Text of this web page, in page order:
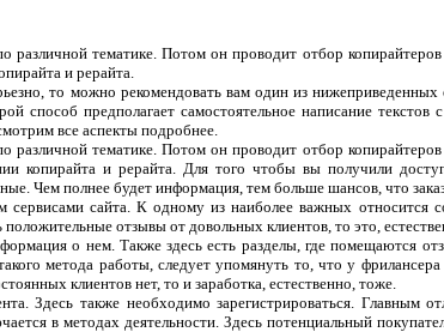
тематике. Потом он проводит отбор
и рерайта.
то можно рекомендовать вам один из нижеприведенных
способ предполагает самостоятельное написание
все аспекты подробнее.
тематике. Потом он проводит отбор
копирайта и рерайта. Для того чтобы вы получили
Чем полнее будет информация, тем больше шансов, что
сервисами сайта. К одному из наиболее важных относится
отзывы от довольных клиентов, то это,
о нем. Также здесь есть разделы, где помещаются
метода работы, следует упомянуть то, что у
клиентов нет, то и заработка, естественно, тоже.
Здесь также необходимо зарегистрироваться. Главным
в методах деятельности. Здесь потенциальный